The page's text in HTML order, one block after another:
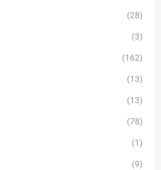
(28)
(3)
(162)
(13)
(13)
(78)
(1)
(9)